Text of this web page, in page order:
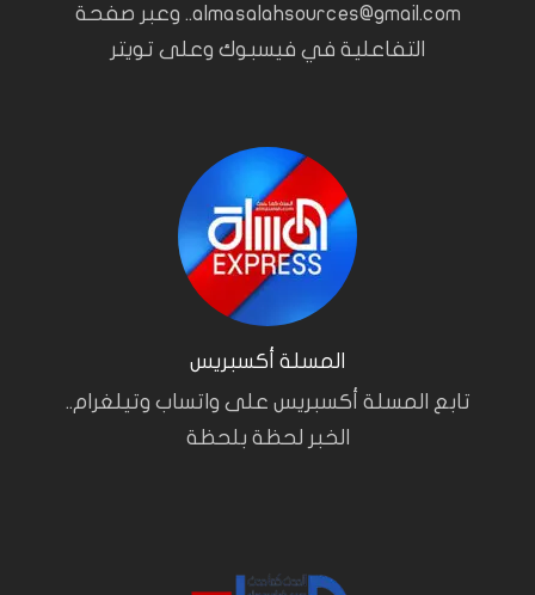
almasalahsources@gmail.com.. وعبر صفحة
التفاعلية في فيسبوك وعلى تويتر
المسلة أكسبريس
تابع المسلة أكسبريس على واتساب وتيلغرام..
الخبر لحظة بلحظة